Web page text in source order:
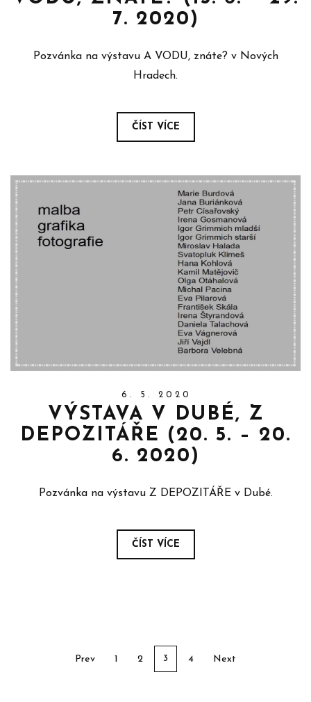
7. 2020)
Pozvánka na výstavu A VODU, znáte? v Nových
Hradech.
ČÍST VÍCE
6. 5. 2020
VÝSTAVA V DUBÉ, Z
DEPOZITÁŘE (20. 5. – 20.
6. 2020)
Pozvánka na výstavu Z DEPOZITÁŘE v Dubé.
ČÍST VÍCE
Prev 1 2 3 4 Next